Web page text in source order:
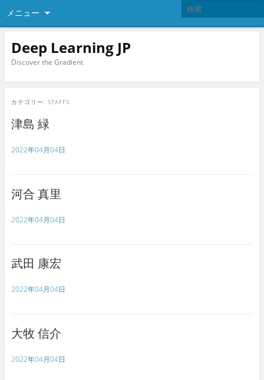
メニュー
Deep Learning JP
Discover the Gradient
カテゴリー: STAFFS
津島 緑
2022年04月04日
河合 真里
2022年04月04日
武田 康宏
2022年04月04日
大牧 信介
2022年04月04日